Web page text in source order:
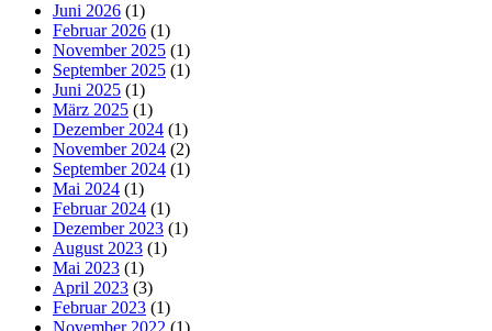
Juni 2026 (1)
Februar 2026 (1)
November 2025 (1)
September 2025 (1)
Juni 2025 (1)
März 2025 (1)
Dezember 2024 (1)
November 2024 (2)
September 2024 (1)
Mai 2024 (1)
Februar 2024 (1)
Dezember 2023 (1)
August 2023 (1)
Mai 2023 (1)
April 2023 (3)
Februar 2023 (1)